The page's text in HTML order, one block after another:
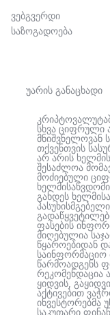
ვებგვერდი
საზოგადოება
უარის განაცხადი
სხვა ციფრული
მნიშვნელოვან
თქვენთვის
არ არის
შესაძლოა
მოძიებული
გახდეს
ფასების
მიღებულია
წყაროებიდან
საინფორმაციო
წარმოადგენს
რეკომენდაცია
ყიდვის,
აქტივებით
ინვესტორებმა
საკუთარი